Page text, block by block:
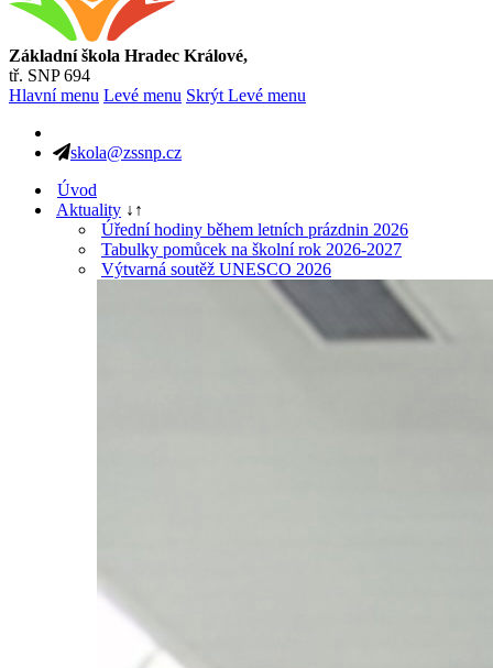
Základní škola Hradec Králové,
tř. SNP 694
Hlavní menu Levé menu Skrýt Levé menu
skola@zssnp.cz
Úvod
Aktuality ↓ ↑
Úřední hodiny během letních prázdnin 2026
Tabulky pomůcek na školní rok 2026-2027
Výtvarná soutěž UNESCO 2026